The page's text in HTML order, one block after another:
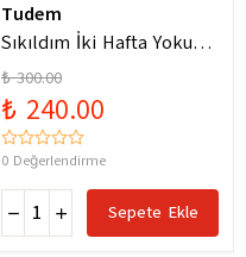
Tudem
Sıkıldım İki Hafta Yokum
Pelin Güneş
₺ 300.00
₺ 240.00
0 Değerlendirme
Sepete Ekle